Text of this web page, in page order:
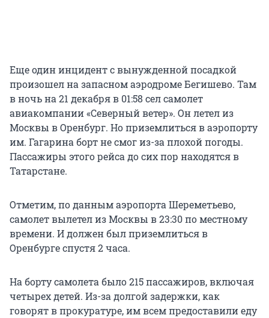
Еще один инцидент с вынужденной посадкой
произошел на запасном аэродроме Бегишево. Там
в ночь на 21 декабря в 01:58 сел самолет
авиакомпании «Северный ветер». Он летел из
Москвы в Оренбург. Но приземлиться в аэропорту
им. Гагарина борт не смог из-за плохой погоды.
Пассажиры этого рейса до сих пор находятся в
Татарстане.
Отметим, по данным аэропорта Шереметьево,
самолет вылетел из Москвы в 23:30 по местному
времени. И должен был приземлиться в
Оренбурге спустя 2 часа.
На борту самолета было 215 пассажиров, включая
четырех детей. Из-за долгой задержки, как
говорят в прокуратуре, им всем предоставили еду